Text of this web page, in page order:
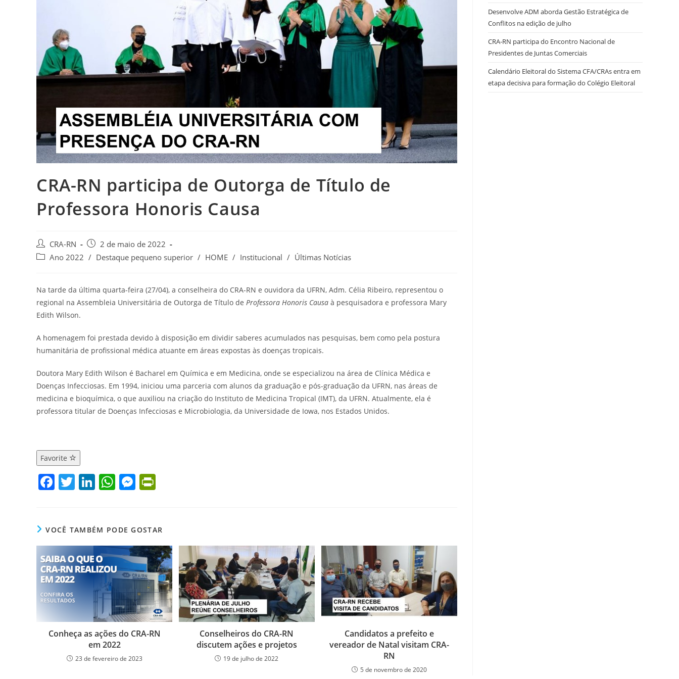
CRA-RN participa de Outorga de Título de
Professora Honoris Causa
Autor
do
CRA-RN
Post
publicado:
2 de maio de 2022
Categoria
Ano 2022 / Destaque pequeno superior / HOME / Institucional / Últimas Notícias
Na tarde da última quarta-feira (27/04), a conselheira do CRA-RN e ouvidora da UFRN, Adm. Célia Ribeiro, representou o
regional na Assembleia Universitária de Outorga de Título de Professora Honoris Causa à pesquisadora e professora Mary
Edith Wilson.
A homenagem foi prestada devido à disposição em dividir saberes acumulados nas pesquisas, bem como pela postura
humanitária de profissional médica atuante em áreas expostas às doenças tropicais.
Doutora Mary Edith Wilson é Bacharel em Química e em Medicina, onde se especializou na área de Clínica Médica e
Doenças Infecciosas. Em 1994, iniciou uma parceria com alunos da graduação e pós-graduação da UFRN, nas áreas de
medicina e bioquímica, o que auxiliou na criação do Instituto de Medicina Tropical (IMT), da UFRN. Atualmente, ela é
professora titular de Doenças Infecciosas e Microbiologia, da Universidade de Iowa, nos Estados Unidos.
Favorite
F
e
b
o
o
k
T
er
Li
e
dI
n
W
s
A
p
p
M
e
n
g
er
ri
e
n
dl
y
VOCÊ TAMBÉM PODE GOSTAR
Conheça as ações do CRA-RN
em 2022
23 de fevereiro de 2023
Conselheiros do CRA-RN
discutem ações e projetos
19 de julho de 2022
Candidatos a prefeito e
vereador de Natal visitam CRA-
RN
5 de novembro de 2020
Desenvolve ADM aborda Gestão Estratégica de
Conflitos na edição de julho
CRA-RN participa do Encontro Nacional de
Presidentes de Juntas Comerciais
Calendário Eleitoral do Sistema CFA/CRAs entra em
etapa decisiva para formação do Colégio Eleitoral